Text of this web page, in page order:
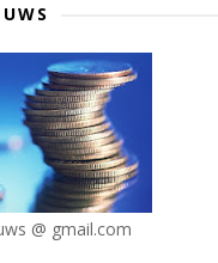
@ gmail.com